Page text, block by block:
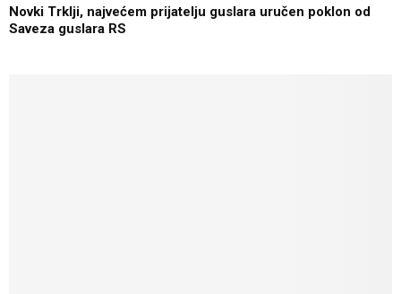
Novki Trklji, najvećem prijatelju guslara uručen poklon od
Saveza guslara RS